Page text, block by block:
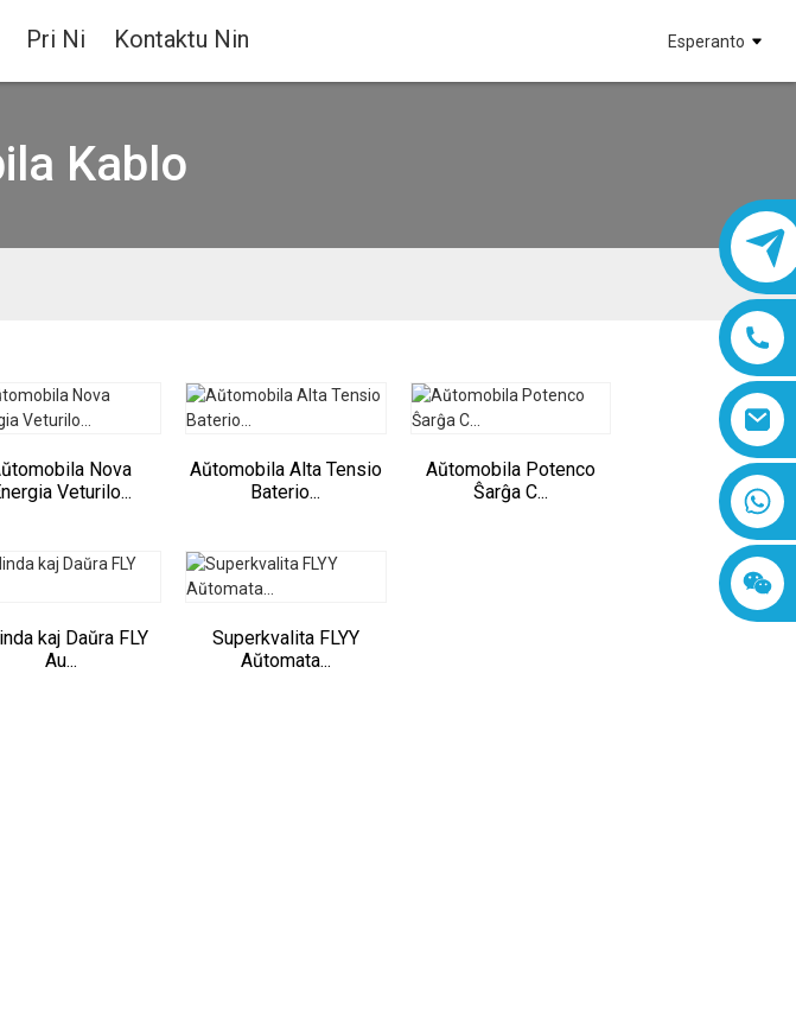
Pri Ni Kontaktu Nin Esperanto
Kablo
Nova
Veturilo...
Aŭtomobila Alta Tensio
Baterio...
Aŭtomobila Potenco
Ŝarĝa C...
kaj Daŭra FLY
Au...
Superkvalita FLYY
Aŭtomata...